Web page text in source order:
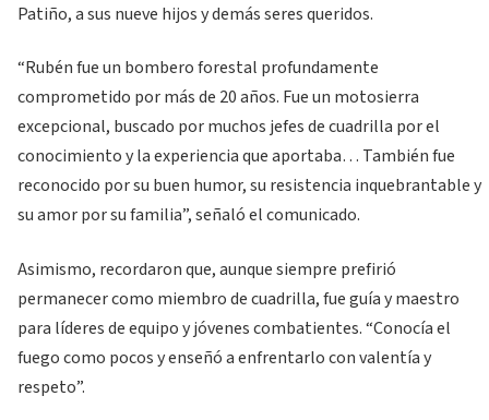
Patiño, a sus nueve hijos y demás seres queridos.
“Rubén fue un bombero forestal profundamente
comprometido por más de 20 años. Fue un motosierra
excepcional, buscado por muchos jefes de cuadrilla por el
conocimiento y la experiencia que aportaba… También fue
reconocido por su buen humor, su resistencia inquebrantable y
su amor por su familia”, señaló el comunicado.
Asimismo, recordaron que, aunque siempre prefirió
permanecer como miembro de cuadrilla, fue guía y maestro
para líderes de equipo y jóvenes combatientes. “Conocía el
fuego como pocos y enseñó a enfrentarlo con valentía y
respeto”.